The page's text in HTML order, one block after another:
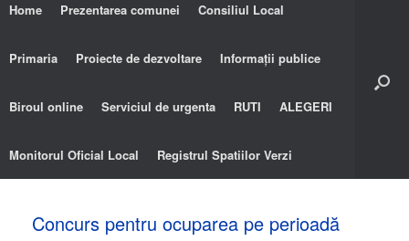
Home Prezentarea comunei Consiliul Local
Primaria Proiecte de dezvoltare Informații publice
Biroul online Serviciul de urgenta RUTI ALEGERI
Monitorul Oficial Local Registrul Spatiilor Verzi
Concurs pentru ocuparea pe perioadă